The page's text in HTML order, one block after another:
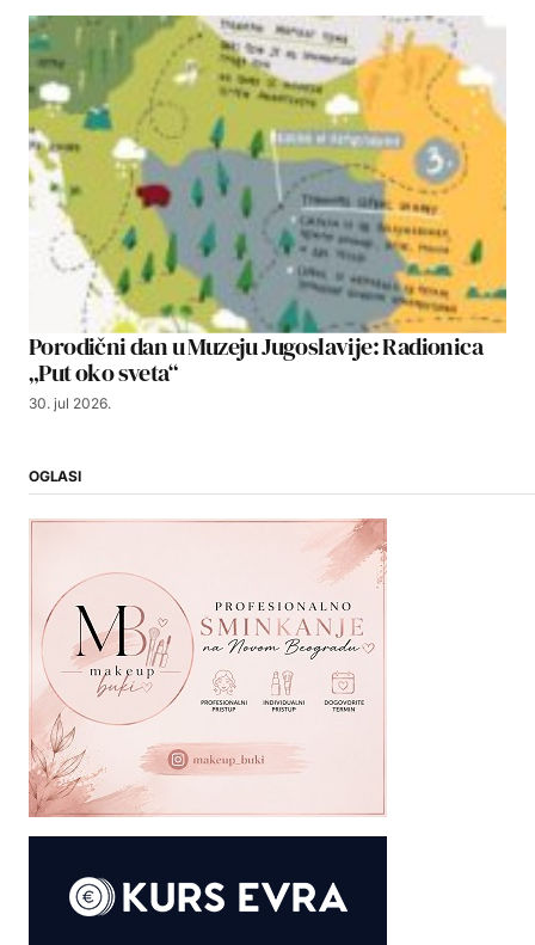
Porodični dan u Muzeju Jugoslavije: Radionica
„Put oko sveta“
30. jul 2026.
OGLASI